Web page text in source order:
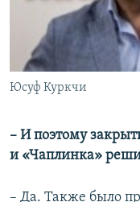
Юсуф Куркчи
– И поэтому
и «Чаплинка»
– Да. Также было